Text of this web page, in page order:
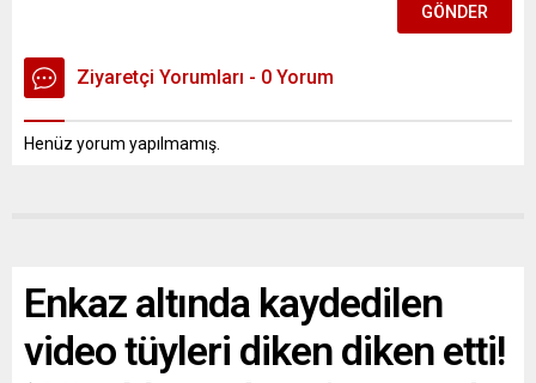
Ziyaretçi Yorumları - 0 Yorum
Henüz yorum yapılmamış.
Enkaz altında kaydedilen
video tüyleri diken diken etti!